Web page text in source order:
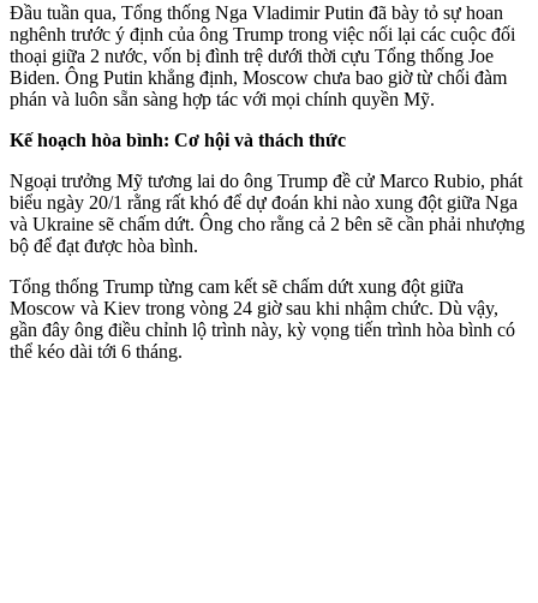
Đầu tuần qua, Tổng thống Nga Vladimir Putin đã bày tỏ sự hoan
nghênh trước ý định của ông Trump trong việc nối lại các cuộc đối
thoại giữa 2 nước, vốn bị đình trệ dưới thời cựu Tổng thống Joe
Biden. Ông Putin khẳng định, Moscow chưa bao giờ từ chối đàm
phán và luôn sẵn sàng hợp tác với mọi chính quyền Mỹ.
Kế hoạch hòa bình: Cơ hội và thách thức
Ngoại trưởng Mỹ tương lai do ông Trump đề cử Marco Rubio, phát
biểu ngày 20/1 rằng rất khó để dự đoán khi nào xung đột giữa Nga
và Ukraine sẽ chấm dứt. Ông cho rằng cả 2 bên sẽ cần phải nhượng
bộ để đạt được hòa bình.
Tổng thống Trump từng cam kết sẽ chấm dứt xung đột giữa
Moscow và Kiev trong vòng 24 giờ sau khi nhậm chức. Dù vậy,
gần đây ông điều chỉnh lộ trình này, kỳ vọng tiến trình hòa bình có
thể kéo dài tới 6 tháng.